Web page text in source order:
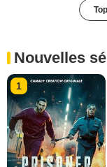
Nouvelles
1